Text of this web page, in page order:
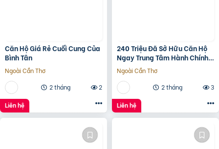
Căn Hộ Giá Rẻ Cuối Cung Của
Bình Tân
Ngoài Cần Thơ
2 tháng
2
Liên hệ
240 Triệu Đã Sở Hữu Căn Hộ
Ngay Trung Tâm Hành Chính
Bình Tân
Ngoài Cần Thơ
2 tháng
3
Liên hệ